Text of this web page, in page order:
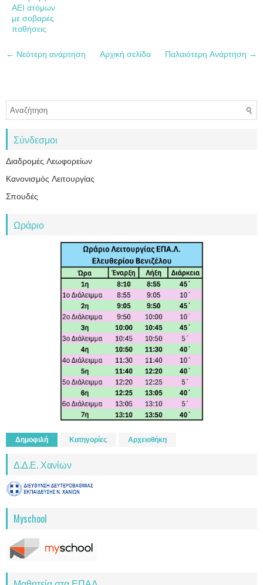
ΑΕΙ ατόμων
με σοβαρές
παθήσεις
← Νεότερη ανάρτηση Παλαιότερη Ανάρτηση →
Αρχική σελίδα
Σύνδεσμοι
Διαδρομές Λεωφορείων
Κανονισμός Λειτουργίας
Σπουδές
Ωράριο
Δημοφιλή Κατηγορίες Αρχειοθήκη
Δ.Δ.Ε. Χανίων
Myschool